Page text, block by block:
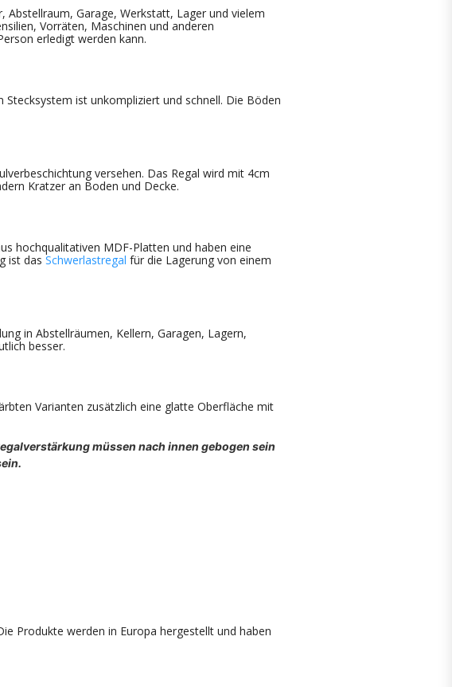
Garage, Werkstatt, Lager und vielem
Vorräten, Maschinen und anderen
erledigt werden kann.
ist unkompliziert und schnell. Die Böden
versehen. Das Regal wird mit 4cm
Kratzer an Boden und Decke.
hochqualitativen MDF-Platten und haben eine
ist das Schwerlastregal für die Lagerung von einem
in Abstellräumen, Kellern, Garagen, Lagern,
besser.
Varianten zusätzlich eine glatte Oberfläche mit
müssen nach innen gebogen sein
Produkte werden in Europa hergestellt und haben